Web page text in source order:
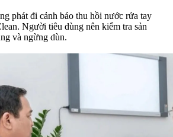
phát đi cảnh báo thu hồi nước rửa tay
Người tiêu dùng nên kiểm tra sản
và ngừng dùn.